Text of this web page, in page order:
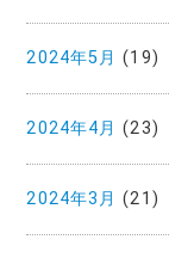
2024年5月 (19)
2024年4月 (23)
2024年3月 (21)